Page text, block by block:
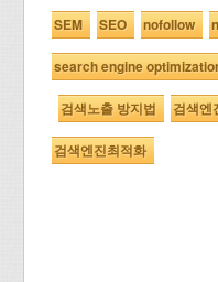
SEM SEO nofollow
search engine
검색노출 방지법 검색엔
검색엔진최적화